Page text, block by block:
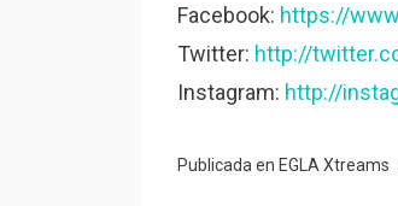
Facebook: https://
Twitter: http://
Instagram: http://
Publicada en EGLA Xtreams